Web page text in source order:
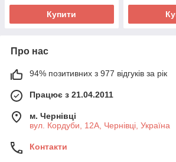
Купити
Про нас
94% позитивних з 977 відгуків за рік
Працює з 21.04.2011
м. Чернівці
вул. Кордуби, 12А, Чернівці, Україна
Контакти